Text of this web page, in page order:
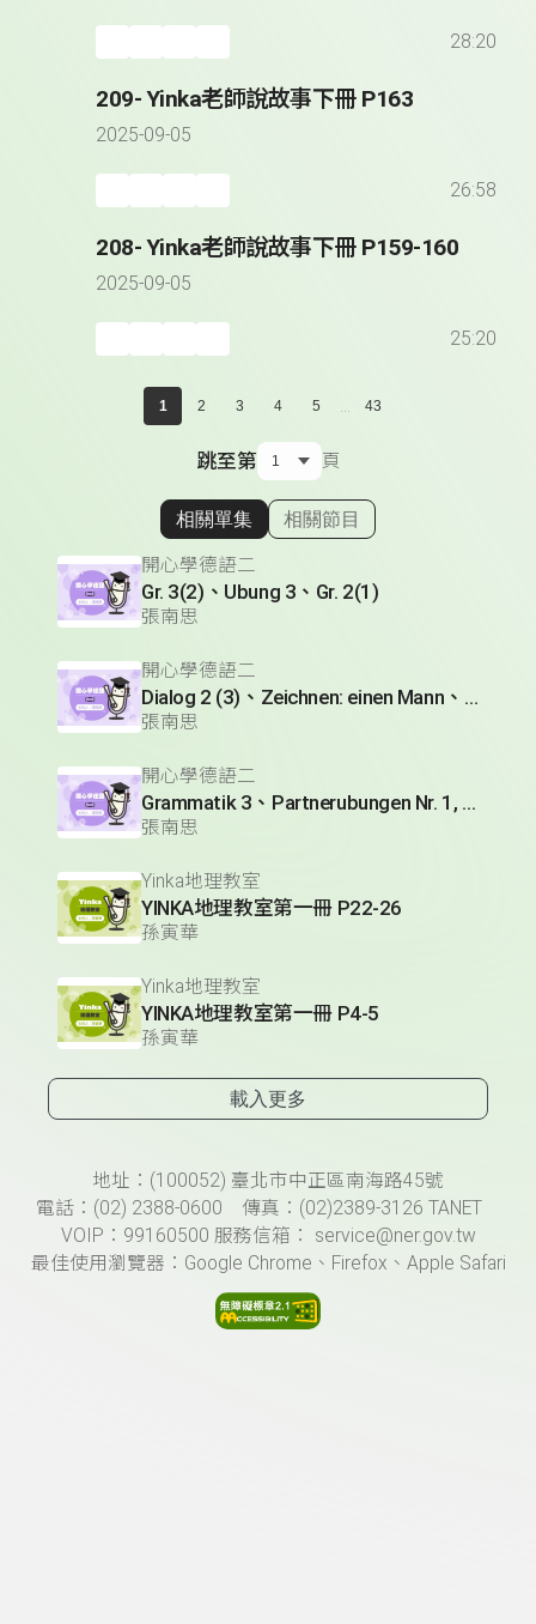
28:20
209- Yinka老師說故事下冊 P163
2025-09-05
26:58
208- Yinka老師說故事下冊 P159-160
2025-09-05
25:20
1 2 3 4 5 ... 43
跳至第 頁
顯示相關單集
相關單集 相關節目
開心學德語二
Gr. 3(2)、Ubung 3、Gr. 2(1)
張南思
開心學德語二
Dialog 2 (3)、Zeichnen: einen Mann、Lesetext 1(1)
張南思
開心學德語二
Grammatik 3、Partnerubungen Nr. 1, 3、Dialog 2(1)
張南思
Yinka地理教室
YINKA地理教室第一冊 P22-26
孫寅華
Yinka地理教室
YINKA地理教室第一冊 P4-5
孫寅華
載入更多
頁尾資訊地址：(100052) 臺北市中正區南海路45號
電話：(02) 2388-0600 傳真：(02)2389-3126 TANET
VOIP：99160500 服務信箱： service@ner.gov.tw
最佳使用瀏覽器：Google Chrome、Firefox、Apple Safari